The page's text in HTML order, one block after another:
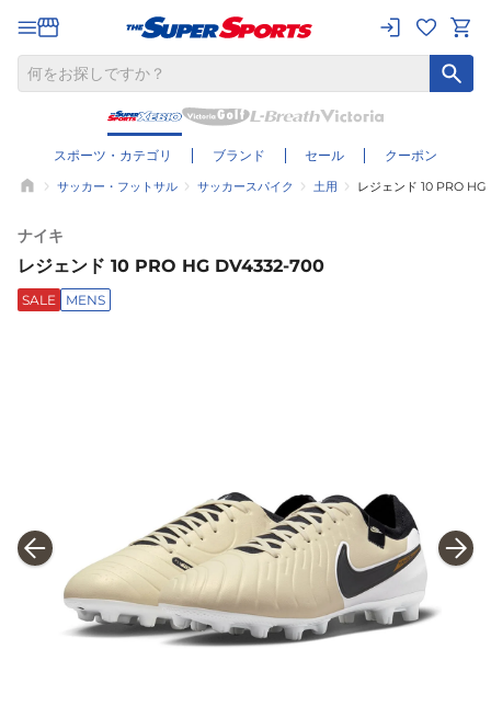
スポーツ・カテゴリ ブランド セール クーポン
サッカー・フットサル サッカースパイク 土用 レジェンド 10 PRO
ナイキ
レジェンド 10 PRO HG DV4332-700
SALE MENS